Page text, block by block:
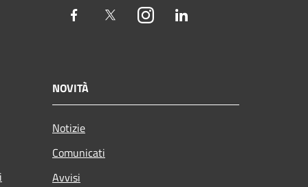
Facebook TwitterInstagram
NOVITÀ
Notizie
Comunicati
Avvisi